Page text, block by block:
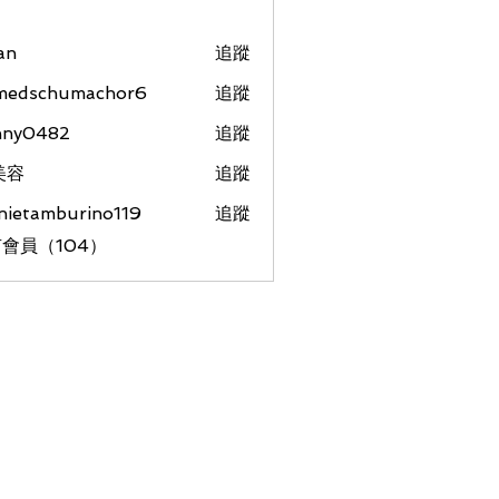
追蹤
追蹤
追蹤
容
追蹤
追蹤
員（104）